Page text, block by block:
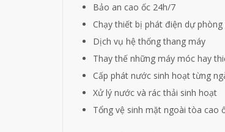
Bảo an cao ốc 24h/7
Chạy thiết bị phát điện dự
Dịch vụ hệ thống thang máy
Thay thế những máy móc hay
Cấp phát nước sinh hoạt từng
Xử lý nước và rác thải sinh hoạt
Tổng vệ sinh mặt ngoài tòa cao